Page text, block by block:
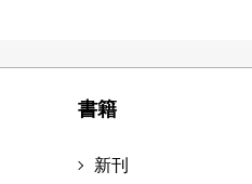
書籍
新刊